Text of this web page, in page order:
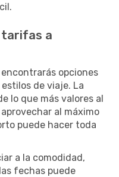
tarifas a
encontrarás opciones
de viaje. La
lo que más valores al
al máximo
puede hacer toda
a la comodidad,
fechas puede